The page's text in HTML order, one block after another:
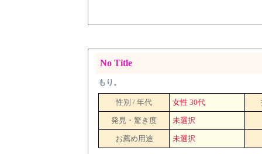
No Title
もり。
性別 / 年代 女性 30代
発見・驚き度 未選択
お薦め用途 未選択